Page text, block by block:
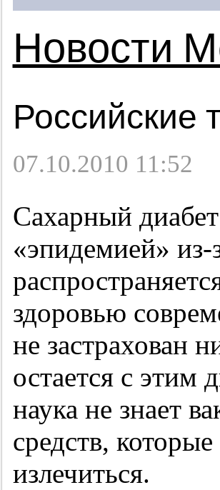
Новости
Российские
07.10.2010 11:52
Сахарный
«эпидемией» из-
здоровью
не застрахован
остается с этим
наука не знает
средств,
излечиться.